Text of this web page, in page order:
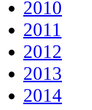
2010
2011
2012
2013
2014